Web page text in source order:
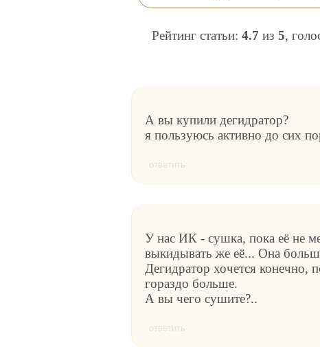
Рейтинг статьи: 4.7 из 5,
А вы купили дегидратор?
я пользуюсь активно до сих
ответить
У нас ИК - сушка, пока её не
выкидывать же её... Она
Дегидратор хочется конечно,
гораздо больше.
А вы чего сушите?..
ответить